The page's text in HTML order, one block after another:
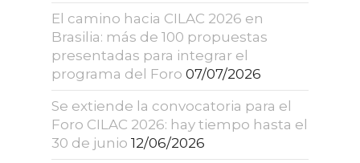
El camino hacia CILAC 2026 en
Brasilia: más de 100 propuestas
presentadas para integrar el
programa del Foro 07/07/2026
Se extiende la convocatoria para el
Foro CILAC 2026: hay tiempo hasta el
30 de junio 12/06/2026